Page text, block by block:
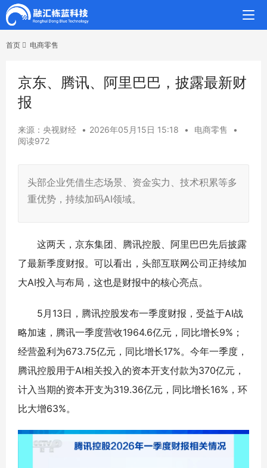
首页 电商零售
京东、腾讯、阿里巴巴，披露最新财
报
来源：央视财经 • 2026年05月15日 15:18 • 电商零售
•
阅读972
头部企业凭借生态场景、资金实力、技术积累等多
重优势，持续加码AI领域。
这两天，京东集团、腾讯控股、阿里巴巴先后披露
了最新季度财报。可以看出，头部互联网公司正持续加
大AI投入与布局，这也是财报中的核心亮点。
5月13日，腾讯控股发布一季度财报，受益于AI战
略加速，腾讯一季度营收1964.6亿元，同比增长9%；
经营盈利为673.75亿元，同比增长17%。今年一季度，
腾讯控股用于AI相关投入的资本开支付款为370亿元，
计入当期的资本开支为319.36亿元，同比增长16%，环
比大增63%。